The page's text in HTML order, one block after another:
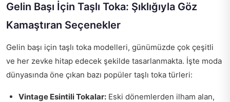
Gelin Başı İçin Taşlı Toka: Şıklığıyla Göz
Kamaştıran Seçenekler
Gelin başı için taşlı toka modelleri, günümüzde çok çeşitli
ve her zevke hitap edecek şekilde tasarlanmakta. İşte moda
dünyasında öne çıkan bazı popüler taşlı toka türleri:
Vintage Esintili Tokalar: Eski dönemlerden ilham alan,